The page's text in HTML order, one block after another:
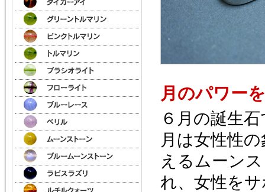
月のパワー
６月の誕生
月は女性性
えるムーン
れ、女性を